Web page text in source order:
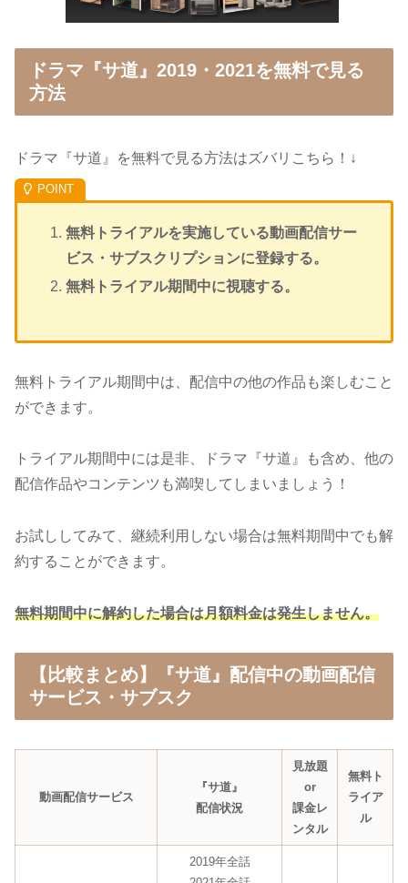
ドラマ『サ道』2019・2021を無料で見る
方法
ドラマ『サ道』を無料で見る方法はズバリこちら！↓
無料トライアルを実施している動画配信サー
ビス・サブスクリプションに登録する。
無料トライアル期間中に視聴する。
無料トライアル期間中は、配信中の他の作品も楽しむこと
ができます。
トライアル期間中には是非、ドラマ『サ道』も含め、他の
配信作品やコンテンツも満喫してしまいましょう！
お試ししてみて、継続利用しない場合は無料期間中でも解
約することができます。
無料期間中に解約した場合は月額料金は発生しません。
【比較まとめ】『サ道』配信中の動画配信
サービス・サブスク
動画配信サービス
『サ道』
配信状況
見放題
or
課金レ
ンタル
無料ト
ライア
ル
2019年全話